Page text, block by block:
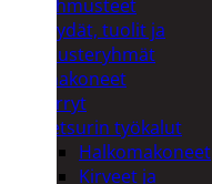
Pehmusteet
Pöydät, tuolit ja
kalusteryhmät
Puutarhakoneet
Kärryt
Metsurin työkalut
Halkomakoneet
Kirveet ja